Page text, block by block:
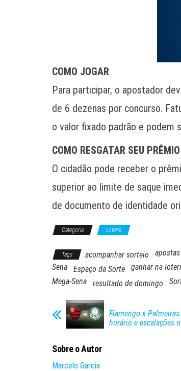
COMO JOGAR
Para participar, o apostador
de 6 dezenas por concurso.
o valor fixado padrão e podem
COMO RESGATAR SEU PRÊMIO
O cidadão pode receber o
superior ao limite de saque
de documento de identidade
Categoria Loteria
Tags acompanhar sorteio
Sena
Espaço da Sorte ganhar na
Mega-Sena
resultado de domingo
Flamengo x
horário e escalações
Sobre o Autor
Marcelo Garcia